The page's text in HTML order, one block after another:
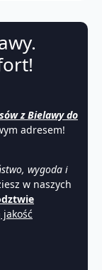
z Bielawy do
adresem!
wygoda i
w naszych
jakość